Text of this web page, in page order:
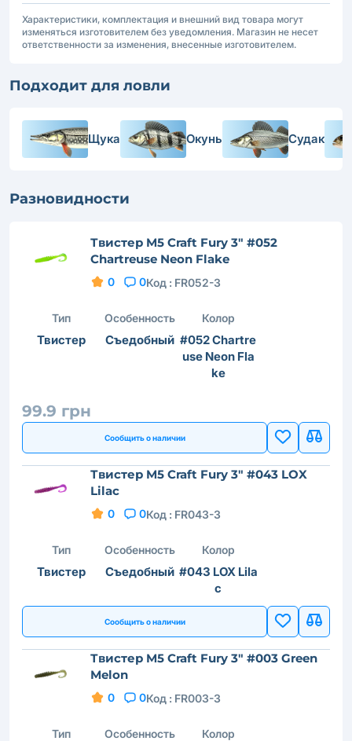
Характеристики, комплектация и внешний вид товара могут
изменяться изготовителем без уведомления. Магазин не несет
ответственности за изменения, внесенные изготовителем.
Подходит для ловли
Щука Окунь Судак
Разновидности
Твистер M5 Craft Fury 3" #052
Chartreuse Neon Flake
0 0Код : FR052-3
Тип
Твистер
Особенность
Съедобный
Колор
#052 Chartre
use Neon Fla
ke
99.9 грн
Сообщить о наличии
Твистер M5 Craft Fury 3" #043 LOX
Lilac
0 0Код : FR043-3
Тип
Твистер
Особенность
Съедобный
Колор
#043 LOX Lila
c
Сообщить о наличии
Твистер M5 Craft Fury 3" #003 Green
Melon
0 0Код : FR003-3
Тип Особенность Колор